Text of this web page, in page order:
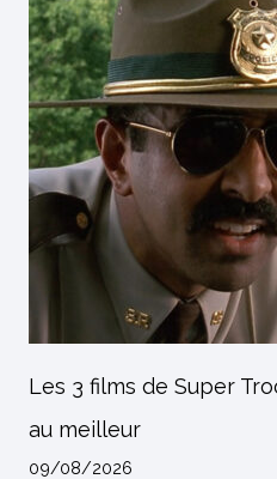
Les 3 films de Super
au meilleur
09/08/2026